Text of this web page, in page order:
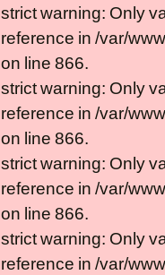
strict warning: Only
reference in /var/
on line 866.
strict warning: Only
reference in /var/
on line 866.
strict warning: Only
reference in /var/
on line 866.
strict warning: Only
reference in /var/